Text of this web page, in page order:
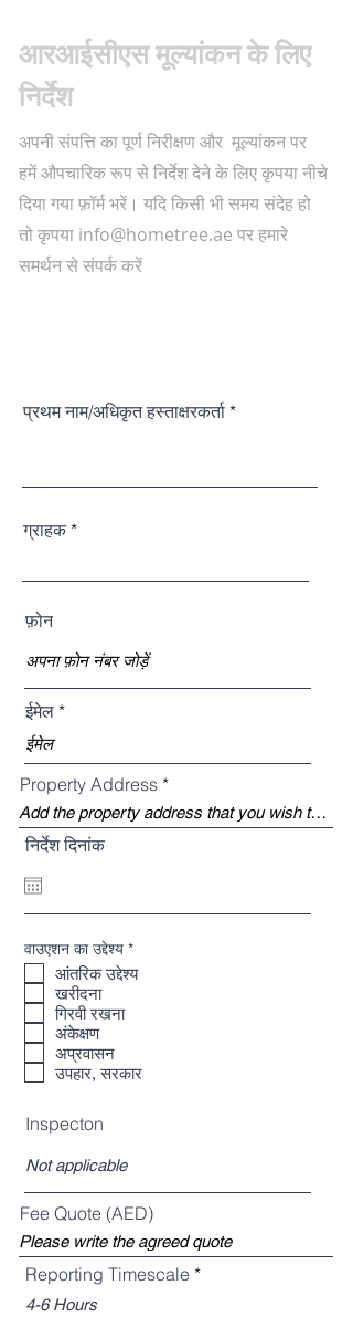
आरआईसीएस मूल्यांकन के लिए
निर्देश
अपनी संपत्ति का पूर्ण निरीक्षण और मूल्यांकन पर
हमें औपचारिक रूप से निर्देश देने के लिए कृपया नीचे
दिया गया फ़ॉर्म भरें। यदि किसी भी समय संदेह हो
तो कृपया info@hometree.ae पर हमारे
समर्थन से संपर्क करें
प्रथम नाम/अधिकृत हस्ताक्षरकर्ता
ग्राहक
फ़ोन
ईमेल
Property Address
निर्देश दिनांक
वाउएशन का उद्देश्य *आ
श्य
आंतरिक उद्देश्य
खरीदना
गिरवी रखना
अंकेक्षण
अप्रवासन
उपहार, सरकार
Inspecton
Fee Quote (AED)
Reporting Timescale